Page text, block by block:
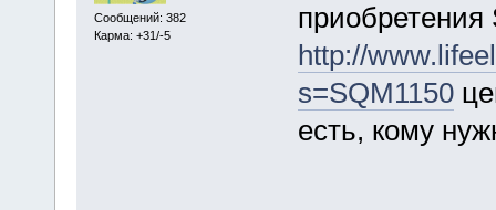
Сообщений: 382
Карма: +31/-5
приобретения
http://
s=SQM1150
есть, кому